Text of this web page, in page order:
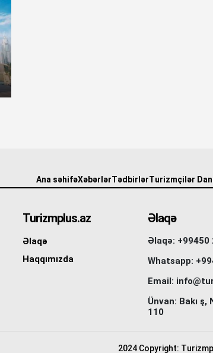
Ana səhifəXəbərlərTədbirlərTurizmçilər
Turizmplus.az
Əlaqə
Haqqımızda
Əlaqə
Əlaqə: +99450
Whatsapp:
Email:
Ünvan: Bakı
110
2024 Copyright: